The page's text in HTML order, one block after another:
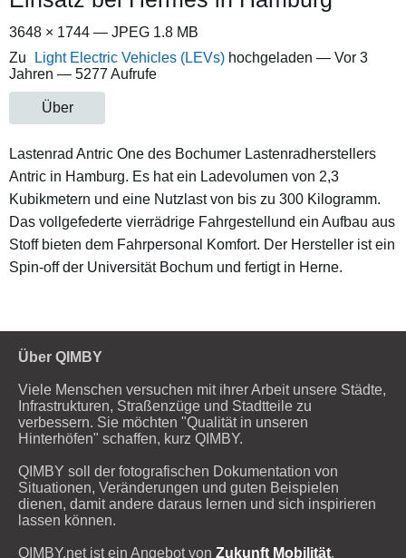
3648 × 1744 — JPEG 1.8 MB
Zu
Light Electric Vehicles (LEVs) hochgeladen — Vor 3
Jahren — 5277 Aufrufe
Über
Lastenrad Antric One des Bochumer Lastenradherstellers
Antric in Hamburg. Es hat ein Ladevolumen von 2,3
Kubikmetern und eine Nutzlast von bis zu 300 Kilogramm.
Das vollgefederte vierrädrige Fahrgestellund ein Aufbau aus
Stoff bieten dem Fahrpersonal Komfort. Der Hersteller ist ein
Spin-off der Universität Bochum und fertigt in Herne.
Über QIMBY
Viele Menschen versuchen mit ihrer Arbeit unsere Städte,
Infrastrukturen, Straßenzüge und Stadtteile zu
verbessern. Sie möchten "Qualität in unseren
Hinterhöfen" schaffen, kurz QIMBY.
QIMBY soll der fotografischen Dokumentation von
Situationen, Veränderungen und guten Beispielen
dienen, damit andere daraus lernen und sich inspirieren
lassen können.
QIMBY.net ist ein Angebot von Zukunft Mobilität.